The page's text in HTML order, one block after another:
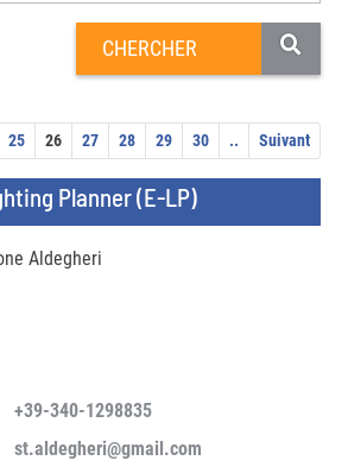
25 26 27 28 29 30 .. Suivant
Planner (E-LP)
Aldegheri
+39-340-1298835
st.aldegheri@gmail.com